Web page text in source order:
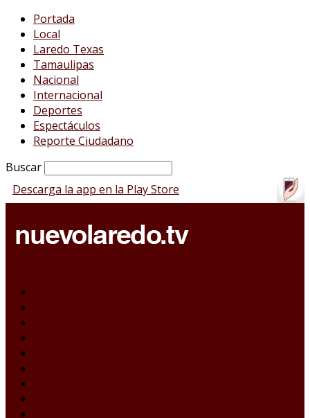
Portada
Local
Laredo Texas
Tamaulipas
Nacional
Internacional
Deportes
Espectáculos
Reporte Ciudadano
Buscar
Descarga la app en la Play Store